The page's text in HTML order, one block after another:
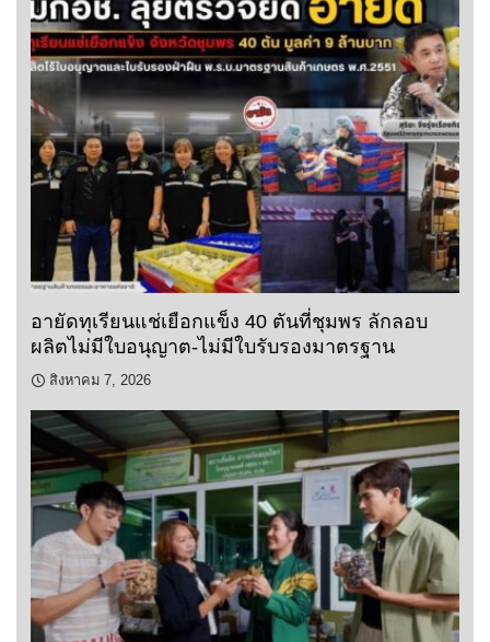
อายัดทุเรียนแช่เยือกแข็ง 40 ตันที่ชุมพร ลักลอบ
ผลิตไม่มีใบอนุญาต-ไม่มีใบรับรองมาตรฐาน
สิงหาคม 7, 2026